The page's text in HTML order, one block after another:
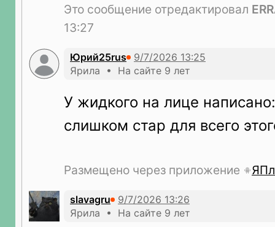
Это сообщение отредактировал
13:27
Юрий25rus
Ярила • На сайте 9 лет
У жидкого на лице
слишком стар для всего
Размещено через приложение
slavagru
Ярила • На сайте 9 лет